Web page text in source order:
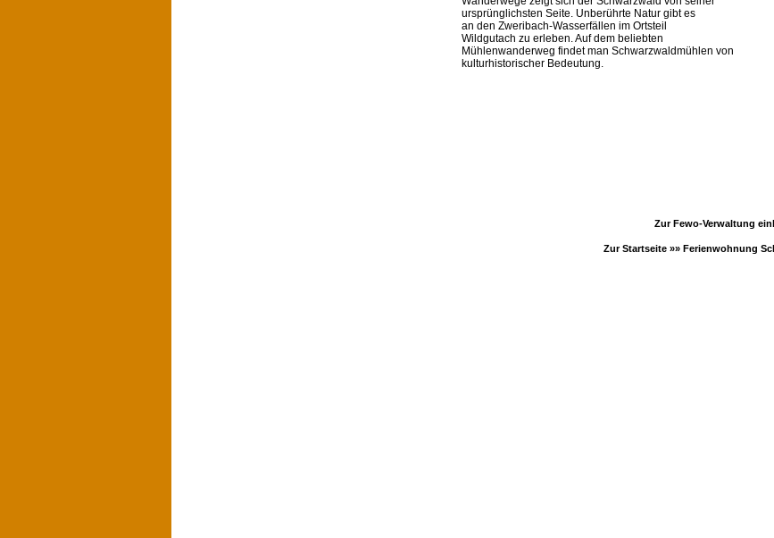
ursprünglichsten Seite. Unberührte Natur gibt es
an den Zweribach-Wasserfällen im Ortsteil
Wildgutach zu erleben. Auf dem beliebten
Mühlenwanderweg findet man Schwarzwaldmühlen von
kulturhistorischer Bedeutung.
Zur Fewo-Verwaltung
Zur Startseite »» Ferienwohnung